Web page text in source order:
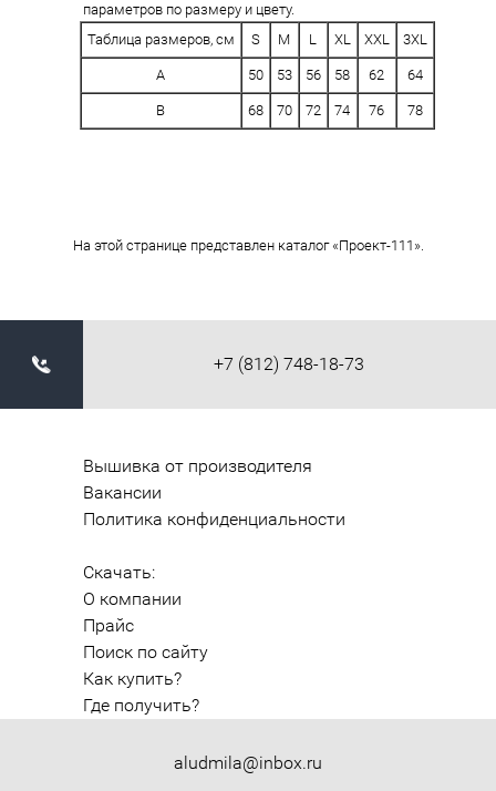
параметров по размеру и цвету.
Таблица размеров, см
S M L XL XXL 3XL
A 50 53 56 58 62 64
B 68 70 72 74 76 78
На этой странице представлен каталог «Проект-111».
+7 (812) 748-18-73
aludmila@inbox.ru
Вышивка от производителя
Вакансии
Политика конфиденциальности
Скачать:
О компании
Прайс
Поиск по сайту
Как купить?
Где получить?